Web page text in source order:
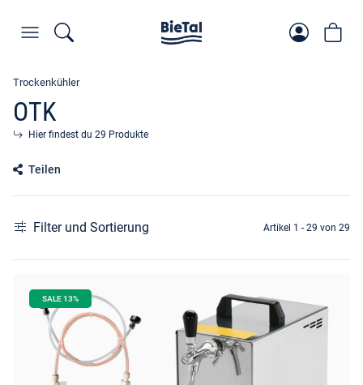
Trockenkühler
OTK
Hier findest du 29 Produkte
Teilen
Filter und Sortierung Artikel 1 - 29 von 29
SALE 13%